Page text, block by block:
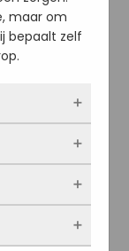
maar om
bepaalt zelf
en
worden
site
Zo